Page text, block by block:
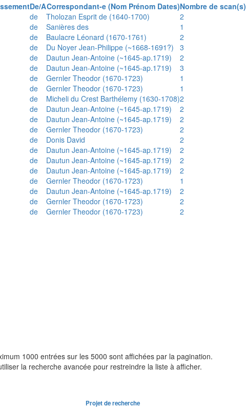
De/ACorrespondant-e (Nom Prénom Dates)Nombre de scan(s)
de Tholozan Esprit de (1640-1700)
2
de Sanières des
1
de Baulacre Léonard (1670-1761)
2
de Du Noyer Jean-Philippe (~1668-1691?)
3
de Dautun Jean-Antoine (~1645-ap.1719)
2
de Dautun Jean-Antoine (~1645-ap.1719)
3
de Gernler Theodor (1670-1723)
1
de Gernler Theodor (1670-1723)
1
de Micheli du Crest Barthélemy (1630-1708)2
de Dautun Jean-Antoine (~1645-ap.1719)
2
de Dautun Jean-Antoine (~1645-ap.1719)
2
de Gernler Theodor (1670-1723)
2
de Donis David
2
de Dautun Jean-Antoine (~1645-ap.1719)
2
de Dautun Jean-Antoine (~1645-ap.1719)
2
de Dautun Jean-Antoine (~1645-ap.1719)
2
de Gernler Theodor (1670-1723)
1
de Dautun Jean-Antoine (~1645-ap.1719)
2
de Gernler Theodor (1670-1723)
2
de Gernler Theodor (1670-1723)
2
1000 entrées sur les 5000 sont affichées par la pagination.
la recherche avancée pour restreindre la liste à afficher.
Projet de recherche